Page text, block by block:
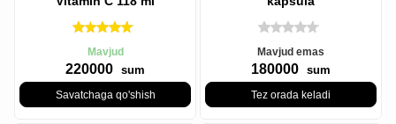
Mavjud
220000 sum
Savatchaga qo'shish
Mavjud emas
180000 sum
Tez orada keladi